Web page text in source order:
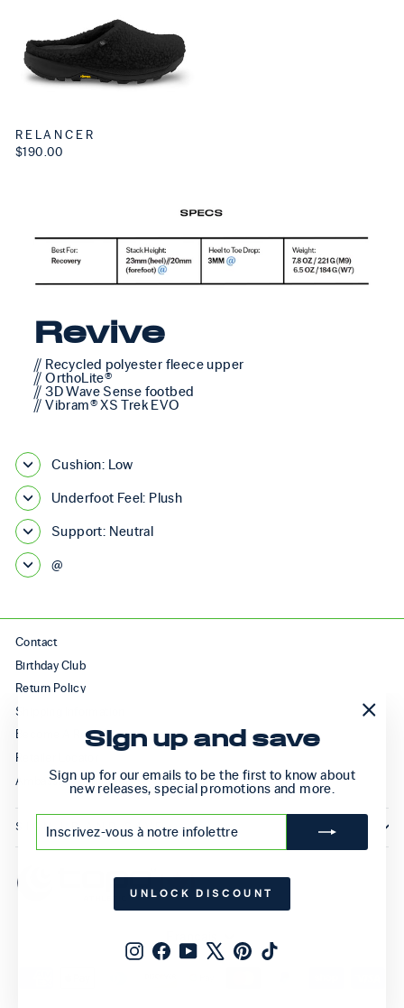
Sign up and save
Sign up for our emails to be the first to know about
new releases, special promotions and more.
INSCRIVEZ-
VOUS
NOTRE
S'INSCRIRE
UNLOCK DISCOUNT
InstagramFacebookYouTubePinterest
RELANCER
$190.00
Revive
// Recycled polyester fleece upper
// OrthoLite®
// 3D Wave Sense footbed
// Vibram® XS Trek EVO
Cushion: Low
Underfoot Feel: Plush
Support: Neutral
@
Contact
Birthday Club
Return Policy
Shipping Information
Become A Retailer
Retailer Locator
Ambassador Programs
SIGN UP AND SAVE
Langue